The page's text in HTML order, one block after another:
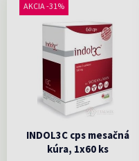
AKCIA -31%
INDOL3C cps mesačná
kúra, 1x60 ks